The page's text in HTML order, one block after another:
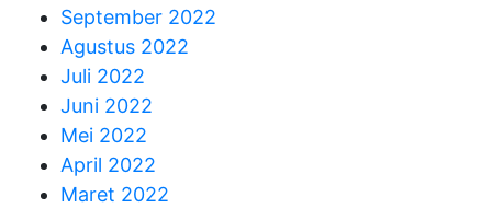
September 2022
Agustus 2022
Juli 2022
Juni 2022
Mei 2022
April 2022
Maret 2022